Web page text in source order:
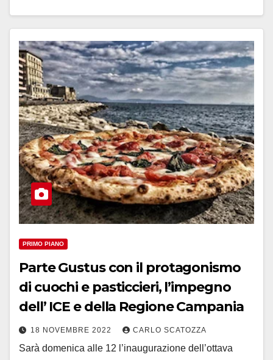
PRIMO PIANO
Parte Gustus con il protagonismo
di cuochi e pasticcieri, l’impegno
dell’ ICE e della Regione Campania
18 NOVEMBRE 2022 CARLO SCATOZZA
Sarà domenica alle 12 l’inaugurazione dell’ottava